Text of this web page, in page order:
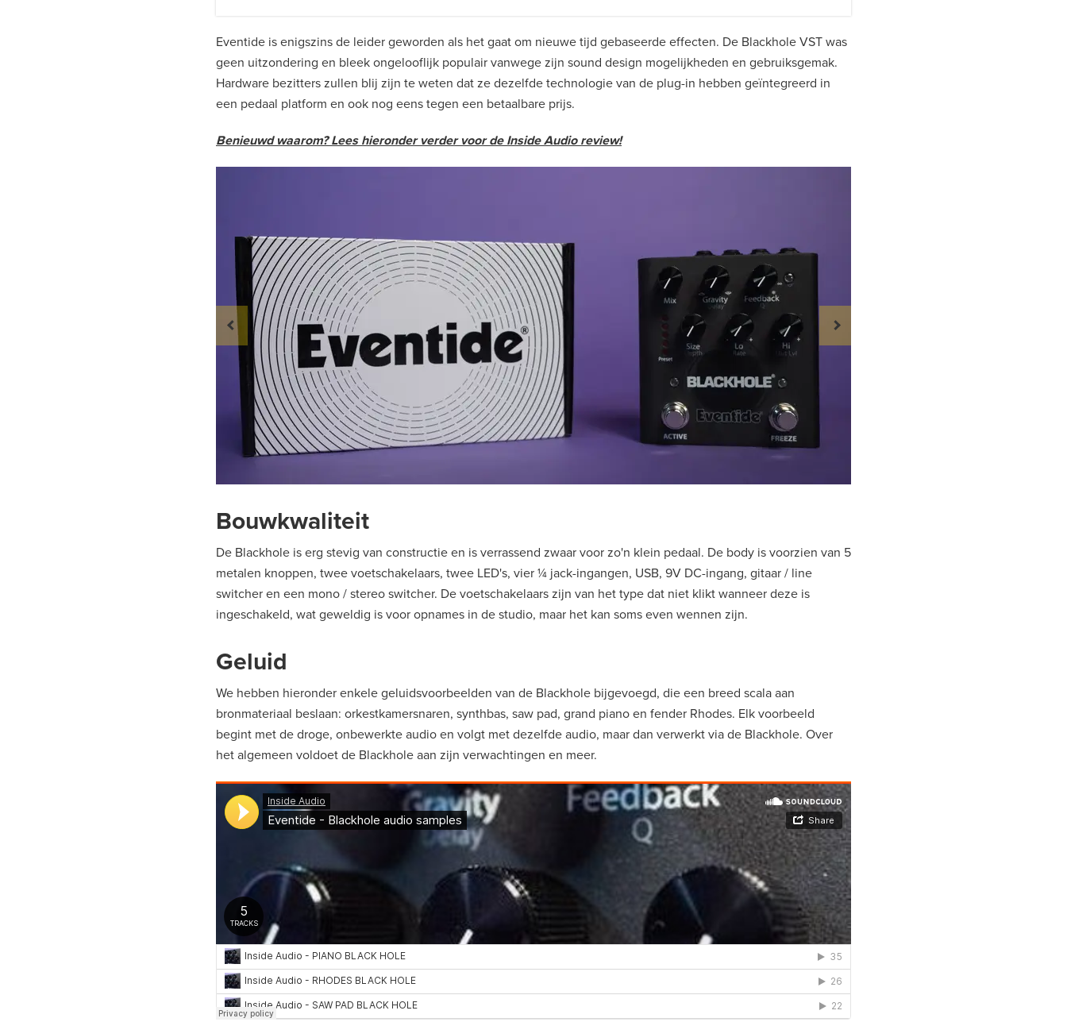
Eventide is enigszins de leider geworden als het gaat om nieuwe tijd gebaseerde effecten. De Blackhole VST was
geen uitzondering en bleek ongelooflijk populair vanwege zijn sound design mogelijkheden en gebruiksgemak.
Hardware bezitters zullen blij zijn te weten dat ze dezelfde technologie van de plug-in hebben geïntegreerd in
een pedaal platform en ook nog eens tegen een betaalbare prijs.
Benieuwd waarom? Lees hieronder verder voor de Inside Audio review!
Bouwkwaliteit
De Blackhole is erg stevig van constructie en is verrassend zwaar voor zo'n klein pedaal. De body is voorzien van 5
metalen knoppen, twee voetschakelaars, twee LED's, vier ¼ jack-ingangen, USB, 9V DC-ingang, gitaar / line
switcher en een mono / stereo switcher. De voetschakelaars zijn van het type dat niet klikt wanneer deze is
ingeschakeld, wat geweldig is voor opnames in de studio, maar het kan soms even wennen zijn.
Geluid
We hebben hieronder enkele geluidsvoorbeelden van de Blackhole bijgevoegd, die een breed scala aan
bronmateriaal beslaan: orkestkamersnaren, synthbas, saw pad, grand piano en fender Rhodes. Elk voorbeeld
begint met de droge, onbewerkte audio en volgt met dezelfde audio, maar dan verwerkt via de Blackhole. Over
het algemeen voldoet de Blackhole aan zijn verwachtingen en meer.